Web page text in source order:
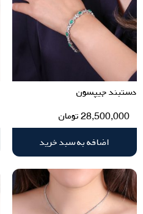
دستبند جیپسون
28,500,000تومان
اضافه به سبد خرید